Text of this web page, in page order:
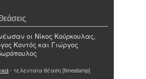
οι Νίκος Κούρκουλας,
Κοντός και Γιώργος
- τελευταία θέαση [timestamp]